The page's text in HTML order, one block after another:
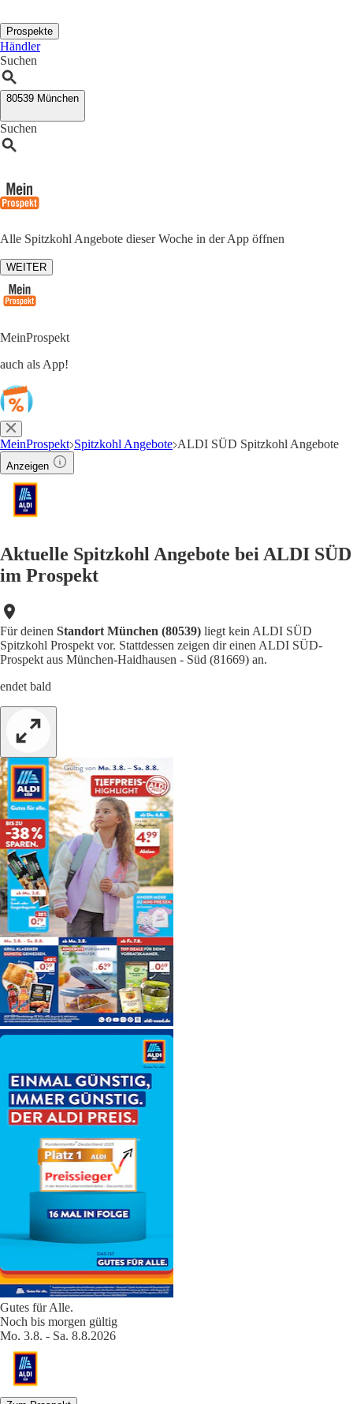
Prospekte
Händler
Suchen
80539 München
Suchen
Alle Spitzkohl Angebote dieser Woche in der App öffnen
WEITER
MeinProspekt
auch als App!
MeinProspekt Spitzkohl Angebote ALDI SÜD Spitzkohl Angebote
Anzeigen
Aktuelle Spitzkohl Angebote bei ALDI SÜD
im Prospekt
Für deinen Standort München (80539) liegt kein ALDI SÜD
Spitzkohl Prospekt vor. Stattdessen zeigen dir einen ALDI SÜD-
Prospekt aus München-Haidhausen - Süd (81669) an.
endet bald
Gutes für Alle.
Noch bis morgen gültig
Mo. 3.8. - Sa. 8.8.2026